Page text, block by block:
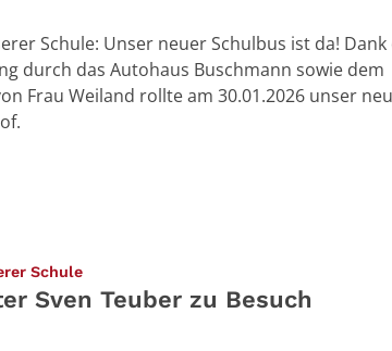
Schule: Unser neuer Schulbus ist da!
durch das Autohaus Buschmann sowie dem
Frau Weiland rollte am 30.01.2026 unser
Schule:
Sven Teuber zu Besuch